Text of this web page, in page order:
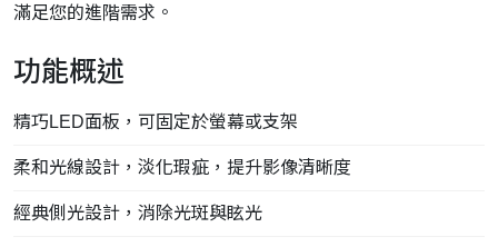
滿足您的進階需求。
功能概述
精巧LED面板，可固定於螢幕或支架
柔和光線設計，淡化瑕疵，提升影像清晰度
經典側光設計，消除光斑與眩光